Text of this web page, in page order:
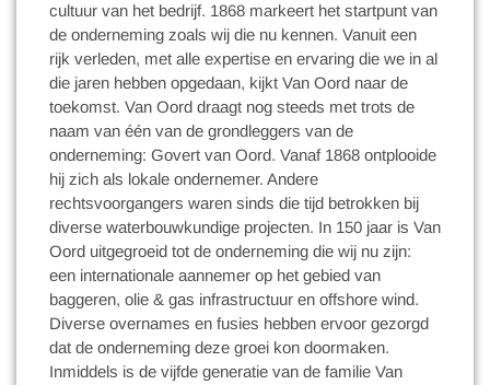
cultuur van het bedrijf. 1868 markeert het startpunt van
de onderneming zoals wij die nu kennen. Vanuit een
rijk verleden, met alle expertise en ervaring die we in al
die jaren hebben opgedaan, kijkt Van Oord naar de
toekomst. Van Oord draagt nog steeds met trots de
naam van één van de grondleggers van de
onderneming: Govert van Oord. Vanaf 1868 ontplooide
hij zich als lokale ondernemer. Andere
rechtsvoorgangers waren sinds die tijd betrokken bij
diverse waterbouwkundige projecten. In 150 jaar is Van
Oord uitgegroeid tot de onderneming die wij nu zijn:
een internationale aannemer op het gebied van
baggeren, olie & gas infrastructuur en offshore wind.
Diverse overnames en fusies hebben ervoor gezorgd
dat de onderneming deze groei kon doormaken.
Inmiddels is de vijfde generatie van de familie Van